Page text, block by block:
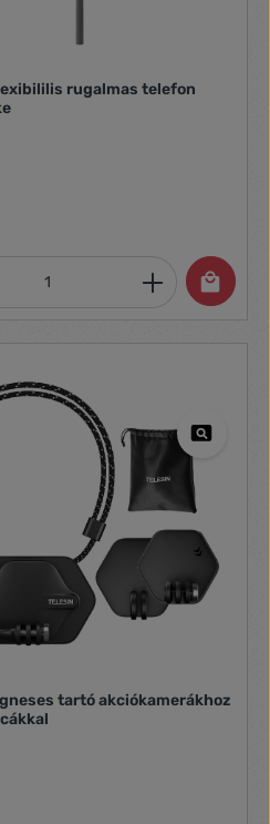
gombokat a vagy
rugalmas telefon
Adja
tartó akciókamerákhoz